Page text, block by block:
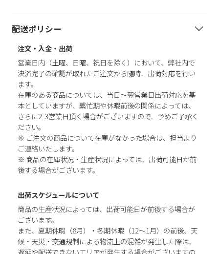
配送ポリシー
注文・入金・出荷
営業日内（土曜、日曜、祝日を除く）において、弊社内で
決済完了の確認が取れたご注文から随時、出荷対応を行い
ます。
在庫のある商品については、当日～翌営業日出荷対応を基
本としていますが、繫忙期や休暇前後の関係によっては、
さらに2-3営業日頂く場合がございますので、予めご了承く
ださい。
※ ご注文の商品について在庫がなかった場合は、担当より
ご連絡いたします。
※ 商品の在庫状況・生産状況によっては、出荷可能日が前
後する場合がございます。
出荷スケジュールについて
商品の生産状況によっては、出荷可能日が前後する場合が
ございます。
また、夏期休暇（8月）・冬期休暇（12～1月）の前後、天
候・天災・交通規制による物流上の混雑が発生した際は、
遅延や配送できないエリアが発生する場合がございますの